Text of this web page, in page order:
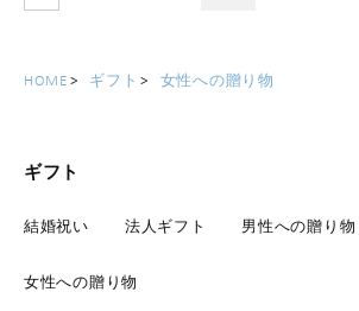
HOME ギフト 女性への贈り物
ギフト
結婚祝い 法人ギフト 男性への贈り物
女性への贈り物